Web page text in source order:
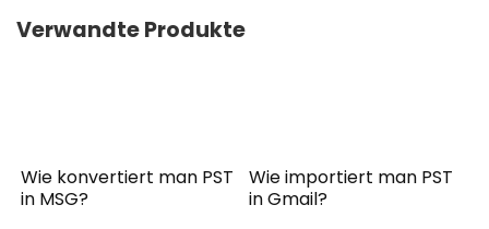
Verwandte Produkte
Wie konvertiert man PST
in MSG?
Wie importiert man PST
in Gmail?